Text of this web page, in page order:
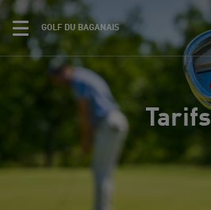
GOLF DU BAGANAIS
Tarifs